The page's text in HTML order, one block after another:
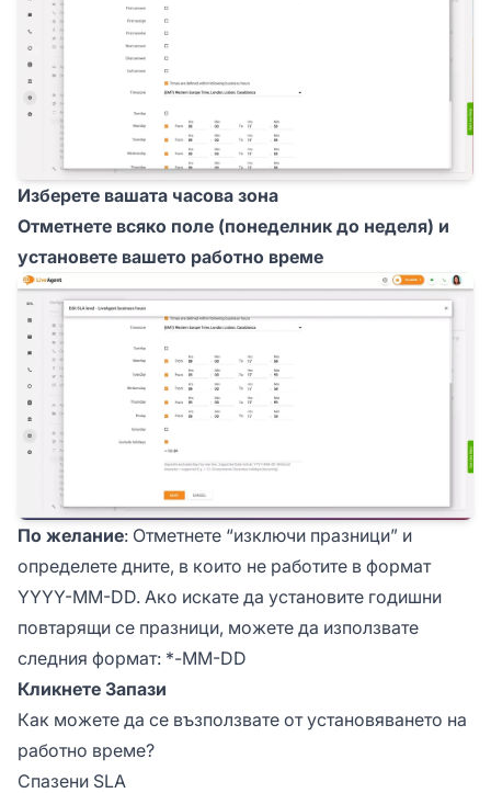
Изберете вашата часова зона
Отметнете всяко поле (понеделник до неделя) и
установете вашето работно време
По желание: Отметнете “изключи празници” и
определете дните, в които не работите в формат
YYYY-MM-DD. Ако искате да установите годишни
повтарящи се празници, можете да използвате
следния формат: *-MM-DD
Кликнете Запази
Как можете да се възползвате от установяването на
работно време?
Спазени SLA